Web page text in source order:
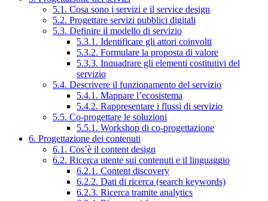
5.1. Cosa sono i servizi e il service design
5.2. Progettare servizi pubblici digitali
5.3. Definire il modello di servizio
5.3.1. Identificare gli attori coinvolti
5.3.2. Formulare la proposta di valore
5.3.3. Inquadrare gli elementi costitutivi del
servizio
5.4. Descrivere il funzionamento del servizio
5.4.1. Mappare l’ecosistema
5.4.2. Rappresentare i flussi di servizio
5.5. Co-progettare le soluzioni
5.5.1. Workshop di co-progettazione
6. Progettazione dei contenuti
6.1. Cos’è il content design
6.2. Ricerca utente sui contenuti e il linguaggio
6.2.1. Content discovery
6.2.2. Dati di ricerca (search keywords)
6.2.3. Ricerca tramite analytics